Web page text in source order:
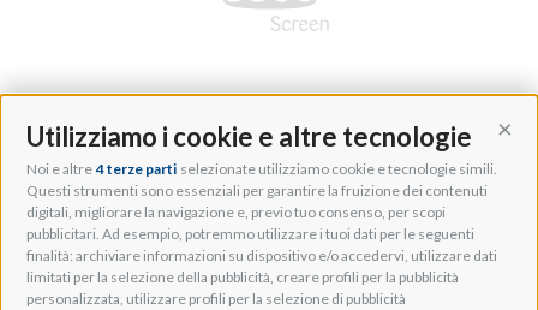
Utilizziamo i cookie e altre tecnologie
Noi e altre 4 terze parti selezionate utilizziamo cookie e tecnologie simili.
Questi strumenti sono essenziali per garantire la fruizione dei contenuti
digitali, migliorare la navigazione e, previo tuo consenso, per scopi
pubblicitari. Ad esempio, potremmo utilizzare i tuoi dati per le seguenti
finalità: archiviare informazioni su dispositivo e/o accedervi, utilizzare dati
limitati per la selezione della pubblicità, creare profili per la pubblicità
personalizzata, utilizzare profili per la selezione di pubblicità
Adeo Group S.r.l.
Via della Zarga, 50
Lavis, 38015 TN, Italy
Tel: +39 0461 248211
P.IVA: IT01262500224